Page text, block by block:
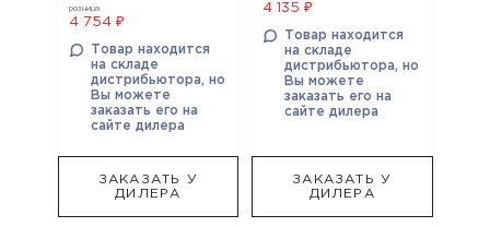
розница
4 754 ₽
Товар находится
на складе
дистрибьютора, но
Вы можете
заказать его на
сайте дилера
ЗАКАЗАТЬ У
ДИЛЕРА
4 135 ₽
Товар находится
на складе
дистрибьютора, но
Вы можете
заказать его на
сайте дилера
ЗАКАЗАТЬ У
ДИЛЕРА